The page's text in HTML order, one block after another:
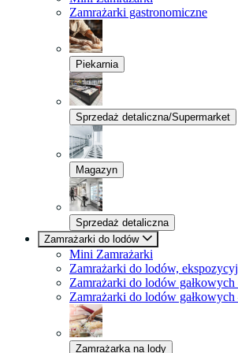
Zamrażarki gastronomiczne
Piekarnia
Sprzedaż detaliczna/Supermarket
Magazyn
Sprzedaż detaliczna
Zamrażarki do lodów
Mini Zamrażarki
Zamrażarki do lodów,
Zamrażarki do lodów gałkowych
Zamrażarki do lodów
Zamrażarka na lody